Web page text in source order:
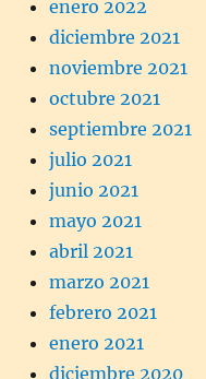
enero 2022
diciembre 2021
noviembre 2021
octubre 2021
septiembre 2021
julio 2021
junio 2021
mayo 2021
abril 2021
marzo 2021
febrero 2021
enero 2021
diciembre 2020